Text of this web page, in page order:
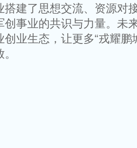
搭建了思想交流、资源对
创事业的共识与力量。未
业生态，让更多“戎耀鹏